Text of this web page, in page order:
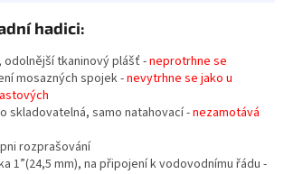
hadici:
odolnější tkaninový plášť -neprotrhne se
mosazných spojek -nevytrhne se jako u
skladovatelná, samo natahovací -nezamotává
rozprašování
1”(24,5 mm), na připojení k vodovodnímu řádu -